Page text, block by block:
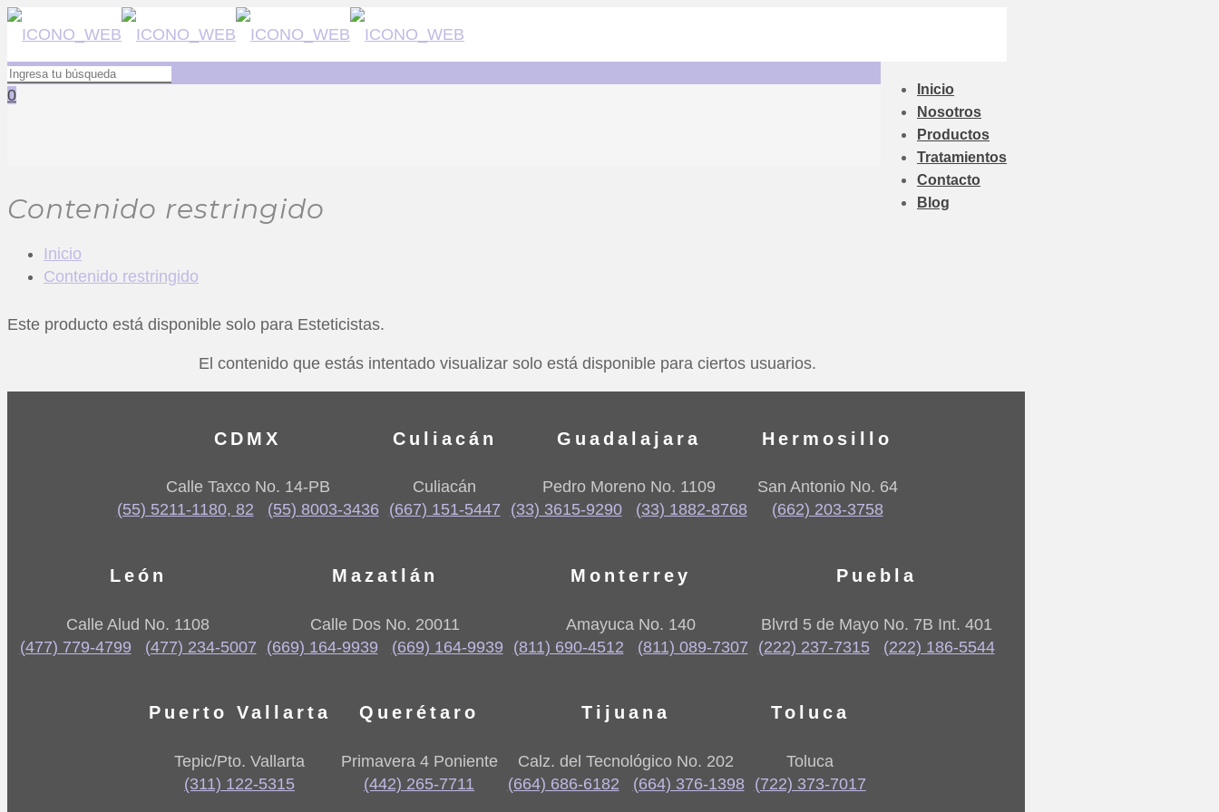
Inicio
Nosotros
Productos
Tratamientos
Contacto
Blog
0
Contenido restringido
Inicio
Contenido restringido
Este producto está disponible solo para Esteticistas.
El contenido que estás intentado visualizar solo está disponible para ciertos usuarios.
CDMX
Calle Taxco No. 14-PB
(55) 5211-1180, 82
(55) 8003-3436
Culiacán
Culiacán
(667) 151-5447
Guadalajara
Pedro Moreno No. 1109
(33) 3615-9290
(33) 1882-8768
Hermosillo
San Antonio No. 64
(662) 203-3758
León
Calle Alud No. 1108
(477) 779-4799
(477) 234-5007
Mazatlán
Calle Dos No. 20011
(669) 164-9939
(669) 164-9939
Monterrey
Amayuca No. 140
(811) 690-4512
(811) 089-7307
Puebla
Blvrd 5 de Mayo No. 7B Int. 401
(222) 237-7315
(222) 186-5544
Puerto Vallarta
Tepic/Pto. Vallarta
(311) 122-5315
Querétaro
Primavera 4 Poniente
(442) 265-7711
Tijuana
Calz. del Tecnológico No. 202
(664) 686-6182
(664) 376-1398
Toluca
Toluca
(722) 373-7017